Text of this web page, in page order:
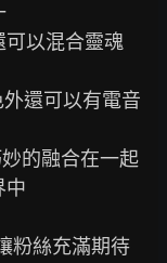
可以混合靈魂
還可以有電音
的融合在一起
中
粉絲充滿期待